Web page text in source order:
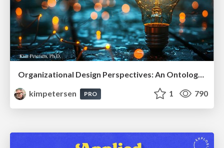
Organizational Design Perspectives: An Ontology of Organizational Design Elements
kimpetersen
PRO 1 790